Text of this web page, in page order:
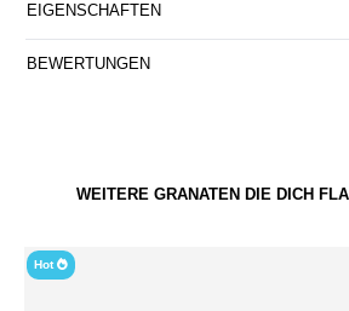
EIGENSCHAFTEN
BEWERTUNGEN
WEITERE GRANATEN DIE DICH
Hot